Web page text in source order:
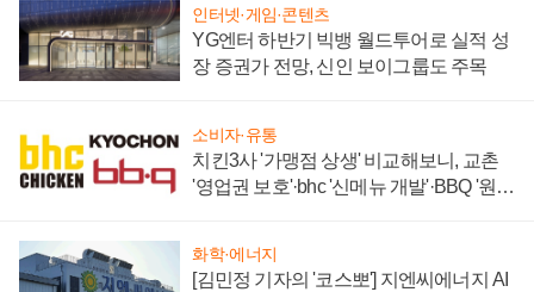
인터넷·게임·콘텐츠
YG엔터 하반기 빅뱅 월드투어로 실적 성
장 증권가 전망, 신인 보이그룹도 주목
소비자·유통
치킨3사 '가맹점 상생' 비교해보니, 교촌
'영업권 보호'·bhc '신메뉴 개발'·BBQ '원가
화학·에너지
[김민정 기자의 '코스뽀'] 지엔씨에너지 AI